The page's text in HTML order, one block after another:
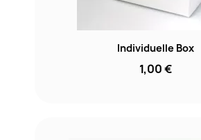
Individuelle Box
1,00 €